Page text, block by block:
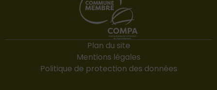
Plan du site
Mentions légales
Politique de protection des données